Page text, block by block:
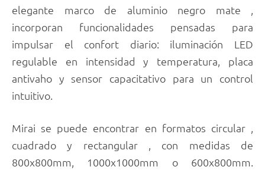
elegante marco de aluminio negro mate ,
incorporan funcionalidades pensadas para
impulsar el confort diario: iluminación LED
regulable en intensidad y temperatura, placa
antivaho y sensor capacitativo para un control
intuitivo.
Mirai se puede encontrar en formatos circular ,
cuadrado y rectangular , con medidas de
800x800mm, 1000x1000mm o 600x800mm.